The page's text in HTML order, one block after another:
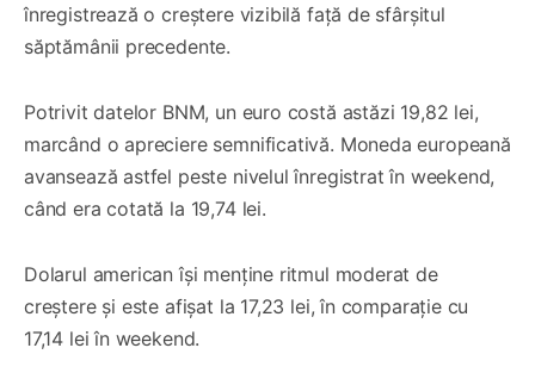
înregistrează o creștere vizibilă față de sfârșitul
săptămânii precedente.
Potrivit datelor BNM, un euro costă astăzi 19,82 lei,
marcând o apreciere semnificativă. Moneda europeană
avansează astfel peste nivelul înregistrat în weekend,
când era cotată la 19,74 lei.
Dolarul american își menține ritmul moderat de
creștere și este afișat la 17,23 lei, în comparație cu
17,14 lei în weekend.